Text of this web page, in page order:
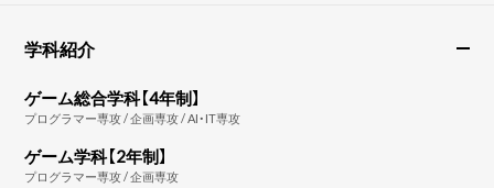
学科紹介
ゲーム総合学科【4年制】
プログラマー専攻 / 企画専攻 / AI・IT専攻
ゲーム学科【2年制】
プログラマー専攻 / 企画専攻